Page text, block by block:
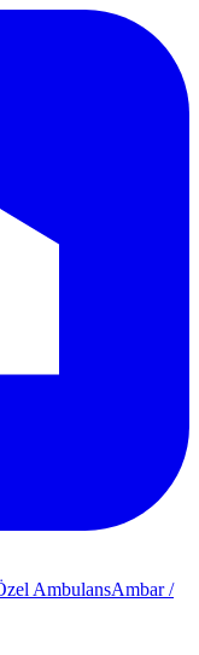
AmbulansAmbar /